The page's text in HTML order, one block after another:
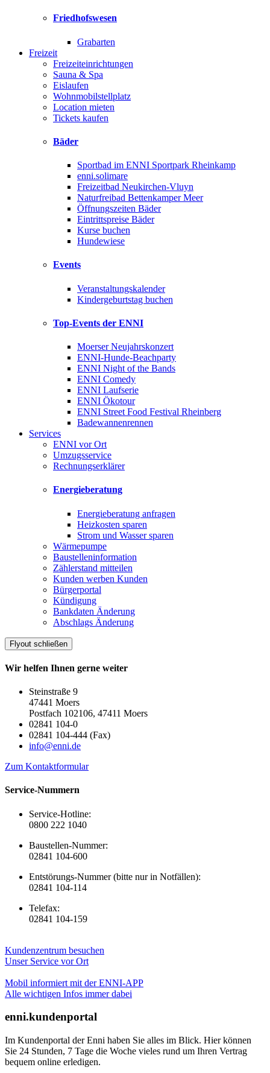
Friedhofswesen
Grabarten
Freizeit
Freizeiteinrichtungen
Sauna & Spa
Eislaufen
Wohnmobilstellplatz
Location mieten
Tickets kaufen
Bäder
Sportbad im ENNI Sportpark Rheinkamp
enni.solimare
Freizeitbad Neukirchen-Vluyn
Naturfreibad Bettenkamper Meer
Öffnungszeiten Bäder
Eintrittspreise Bäder
Kurse buchen
Hundewiese
Events
Veranstaltungskalender
Kindergeburtstag buchen
Top-Events der ENNI
Moerser Neujahrskonzert
ENNI-Hunde-Beachparty
ENNI Night of the Bands
ENNI Comedy
ENNI Laufserie
ENNI Ökotour
ENNI Street Food Festival Rheinberg
Badewannenrennen
Services
ENNI vor Ort
Umzugsservice
Rechnungserklärer
Energieberatung
Energieberatung anfragen
Heizkosten sparen
Strom und Wasser sparen
Wärmepumpe
Baustelleninformation
Zählerstand mitteilen
Kunden werben Kunden
Bürgerportal
Kündigung
Bankdaten Änderung
Abschlags Änderung
Flyout schließen
Wir helfen Ihnen gerne weiter
Steinstraße 9
47441 Moers
Postfach 102106, 47411 Moers
02841 104-0
02841 104-444 (Fax)
info@enni.de
Zum Kontaktformular
Service-Nummern
Service-Hotline:
0800 222 1040
Baustellen-Nummer:
02841 104-600
Entstörungs-Nummer (bitte nur in Notfällen):
02841 104-114
Telefax:
02841 104-159
Kundenzentrum besuchen
Unser Service vor Ort
Mobil informiert mit der ENNI-APP
Alle wichtigen Infos immer dabei
enni.kundenportal
Im Kundenportal der Enni haben Sie alles im Blick. Hier können
Sie 24 Stunden, 7 Tage die Woche vieles rund um Ihren Vertrag
bequem online erledigen.